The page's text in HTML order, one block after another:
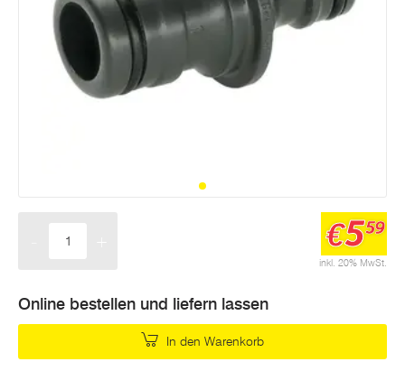
inkl. 20% MwSt.
€559
Online bestellen und liefern lassen
In den Warenkorb